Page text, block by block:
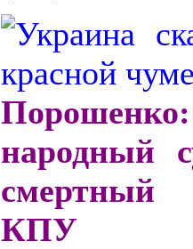
Порошенко:
народный
смертный
КПУ